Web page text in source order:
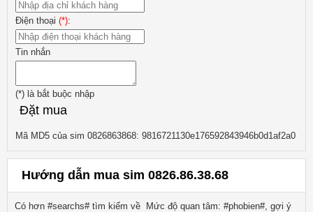
Điện thoại (*):
Tin nhắn
(*) là bắt buộc nhập
Đặt mua
Mã MD5 của sim 0826863868: 9816721130e176592843946b0d1af2a0
Hướng dẫn mua sim 0826.86.38.68
Có hơn #searchs# tìm kiếm về
Mức độ quan tâm: #phobien#, gợi ý